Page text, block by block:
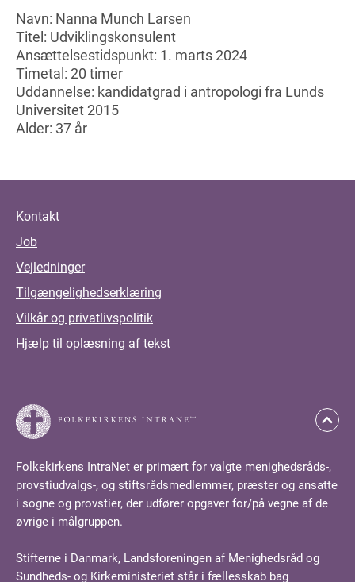
Navn: Nanna Munch Larsen
Titel: Udviklingskonsulent
Ansættelsestidspunkt: 1. marts 2024
Timetal: 20 timer
Uddannelse: kandidatgrad i antropologi fra Lunds
Universitet 2015
Alder: 37 år
Kontakt
Job
Vejledninger
Tilgængelighedserklæring
Vilkår og privatlivspolitik
Hjælp til oplæsning af tekst
Folkekirkens IntraNet er primært for valgte menighedsråds-,
provstiudvalgs-, og stiftsrådsmedlemmer, præster og ansatte
i sogne og provstier, der udfører opgaver for/på vegne af de
øvrige i målgruppen.
Stifterne i Danmark, Landsforeningen af Menighedsråd og
Sundheds- og Kirkeministeriet står i fællesskab bag